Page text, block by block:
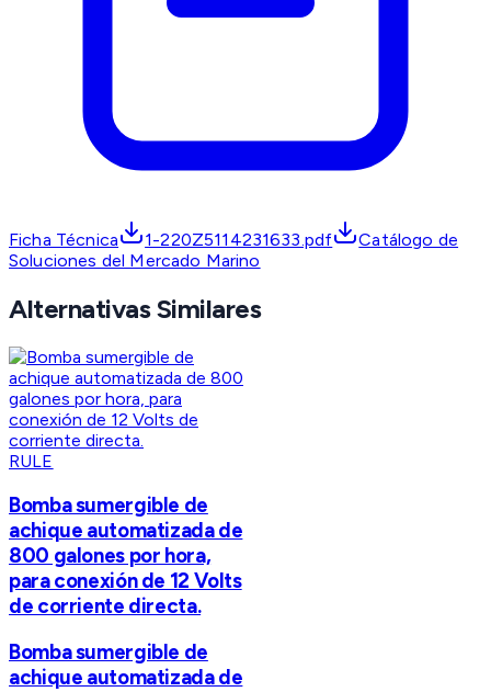
Ficha Técnica 1-220Z5114231633.pdf
Catálogo de
Soluciones del Mercado Marino
Alternativas Similares
RULE
Bomba sumergible de
achique automatizada de
800 galones por hora,
para conexión de 12 Volts
de corriente directa.
Bomba sumergible de
achique automatizada de